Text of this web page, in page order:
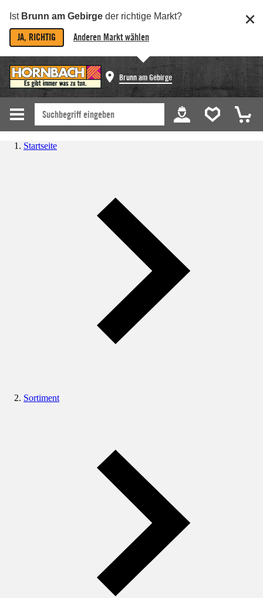
Ist Brunn am Gebirge der richtige Markt?
JA, RICHTIG Anderen Markt wählen
Brunn am Gebirge
Startseite
Sortiment